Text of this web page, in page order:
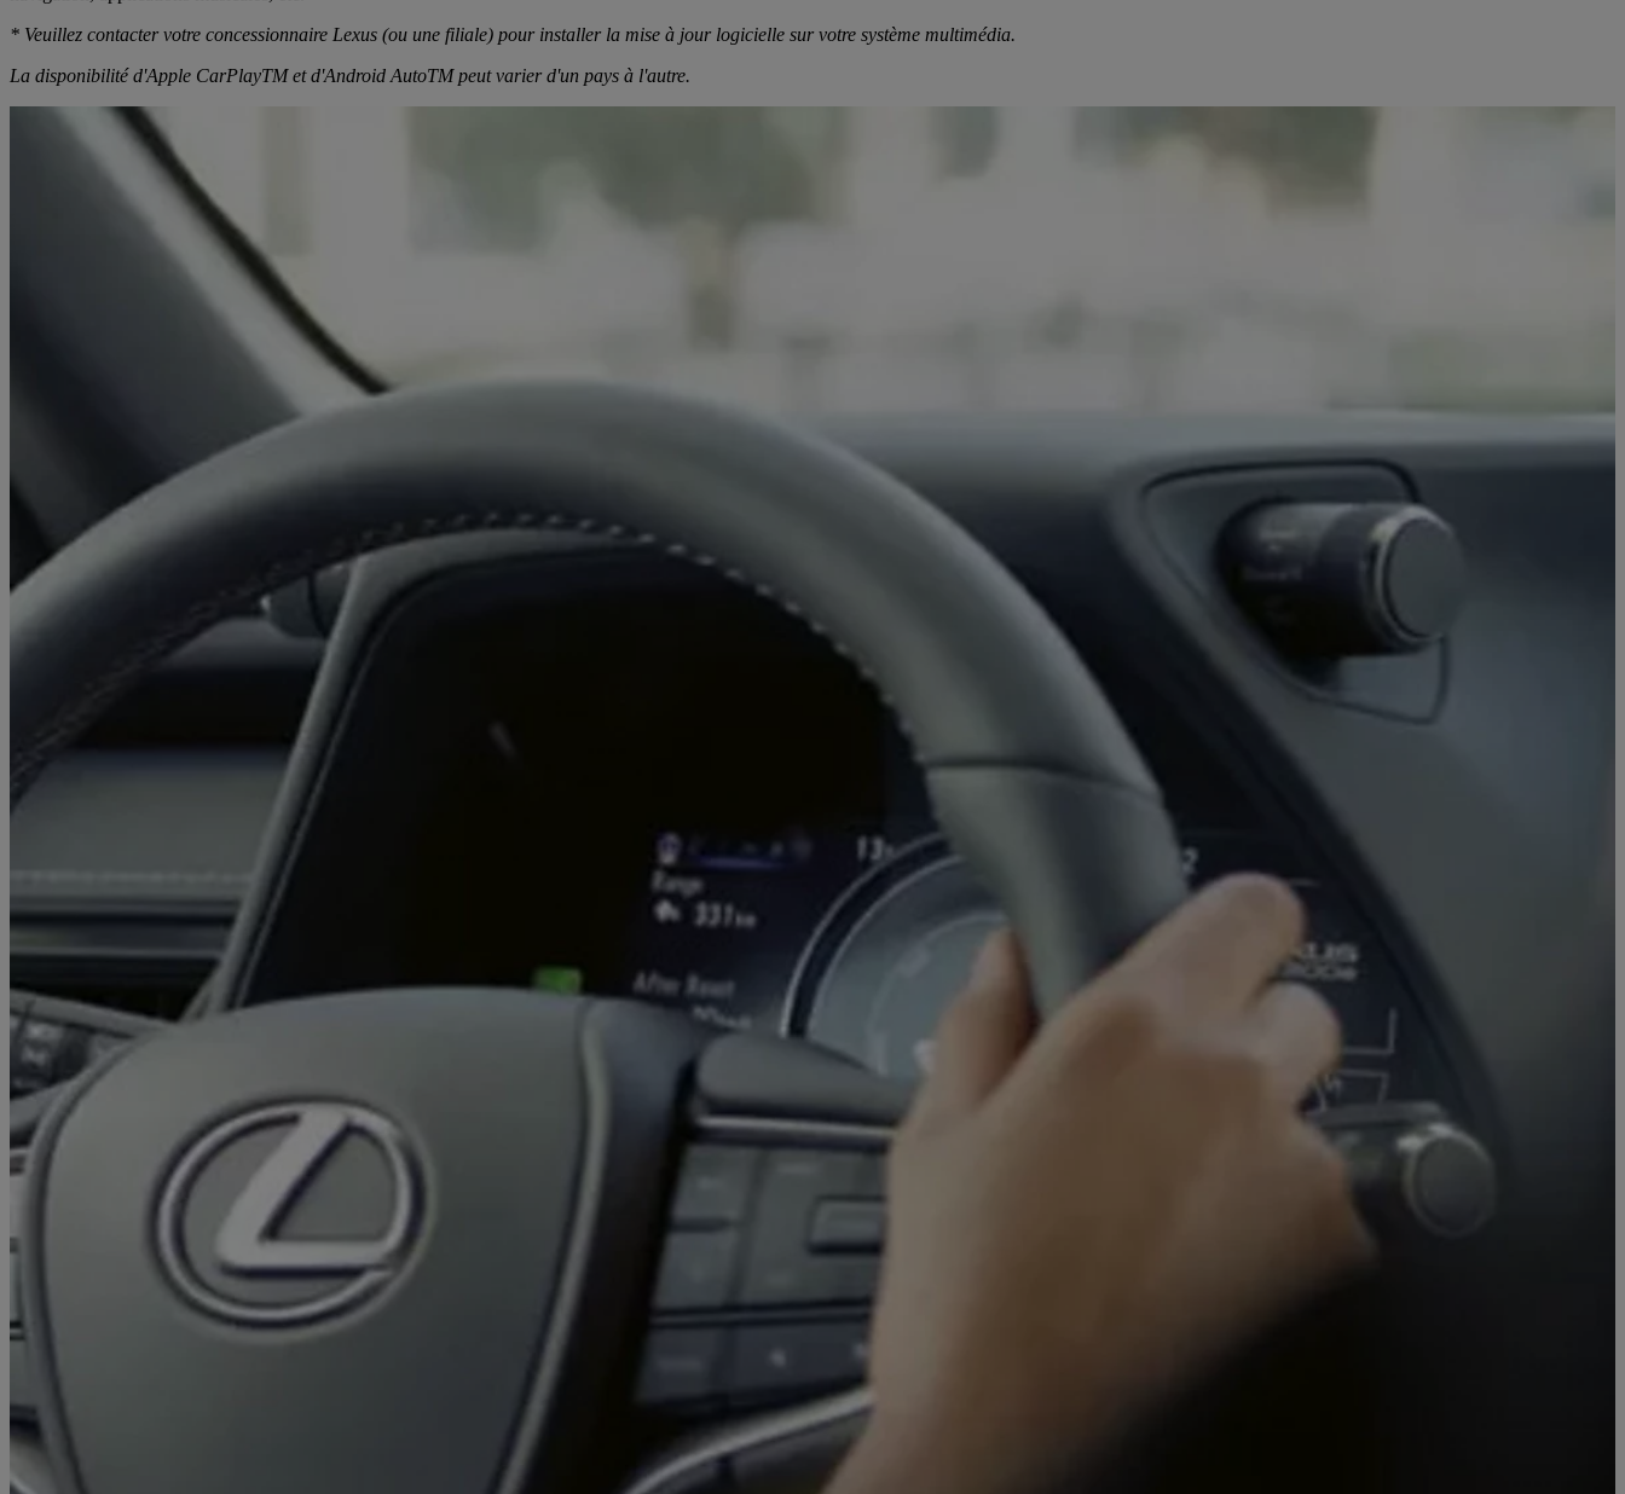
* Veuillez contacter votre concessionnaire Lexus (ou une filiale) pour installer la mise à jour logicielle sur votre système multimédia.
La disponibilité d'Apple CarPlayTM et d'Android AutoTM peut varier d'un pays à l'autre.